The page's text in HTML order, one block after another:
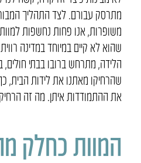
מתרסק עבורם. לצד התהליך
משופרות, אנו פחות נחשפות
שהוא לא קיים במיוחד במדינה
הלידה, מתרחש ברובו בבתי חולים,
שהרחיקו מאתנו את לידות הבית,
את ההתמודדות איתן. מה זה
המוות כחלק